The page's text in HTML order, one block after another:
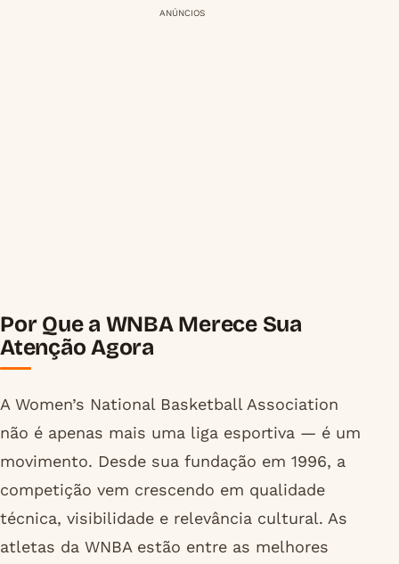
ANÚNCIOS
Por Que a WNBA Merece Sua
Atenção Agora
A Women’s National Basketball Association
não é apenas mais uma liga esportiva — é um
movimento. Desde sua fundação em 1996, a
competição vem crescendo em qualidade
técnica, visibilidade e relevância cultural. As
atletas da WNBA estão entre as melhores